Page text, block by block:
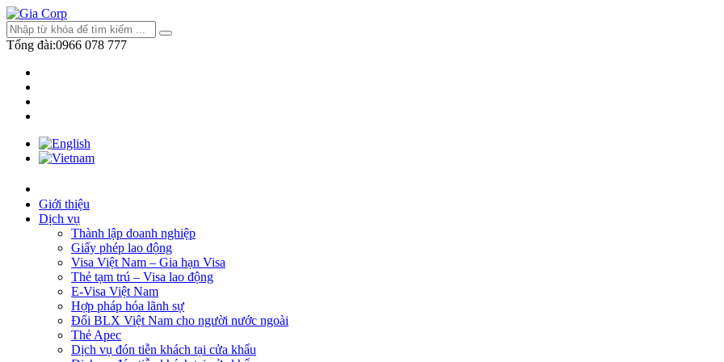
Tổng đài:0966 078 777
Giới thiệu
Dịch vụ
Thành lập doanh nghiệp
Giấy phép lao động
Visa Việt Nam – Gia hạn Visa
Thẻ tạm trú – Visa lao động
E-Visa Việt Nam
Hợp pháp hóa lãnh sự
Đổi BLX Việt Nam cho người nước ngoài
Thẻ Apec
Dịch vụ đón tiễn khách tại cửa khẩu